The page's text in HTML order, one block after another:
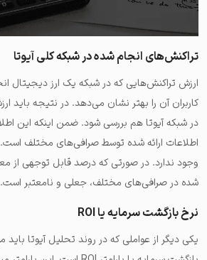
تراکنش‌های انجام شده در شبکه کلی آیوتا
ارزش تراکنش‌هایی که در شبکه یک ارز دیجیتال
کاربران آن را بهتر نشان می‌دهد. در نتیجه باید
در شبکه آیوتا هم بررسی شود. ضمن اینکه این
اطلاعات ارائه شده توسط صرافی‌های مختلف است.
وجود ندارد. در صورتی که درصد قابل توجهی از
شده در صرافی‌های مختلف، جعلی و نامعتبر است.
نرخ بازگشت سرمایه یا ROI
یکی دیگر از عواملی که در روند تحلیل آیوتا باید